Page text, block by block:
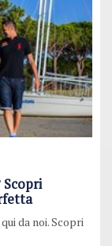
Scopri
da noi. Scopri